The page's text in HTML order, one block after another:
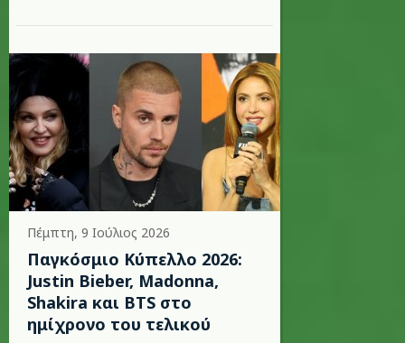
Πέμπτη, 9 Ιούλιος 2026
Παγκόσμιο Κύπελλο 2026:
Justin Bieber, Madonna,
Shakira και BTS στο
ημίχρονο του τελικού